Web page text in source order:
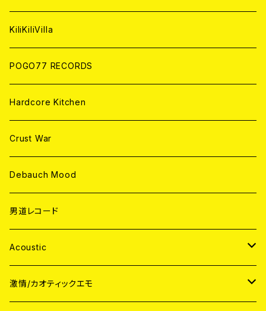
ANALOG
KiliKiliVilla
POGO77 RECORDS
Hardcore Kitchen
Crust War
Debauch Mood
男道レコード
Acoustic
JAPAN
激情/カオティックエモ